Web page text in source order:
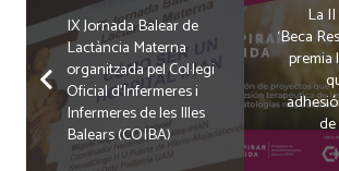
IX Jornada Balear de
Lactància Materna
organitzada pel Col·legi
Oficial d’Infermeres i
Infermeres de les Illes
Balears (COIBA)
La
‘Beca
premia